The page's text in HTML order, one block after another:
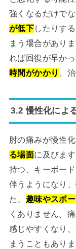
強くなるだけでな
が低下したりす
まう場合があり
れば回復が早か
時間がかかり
、
3.2 慢性化によ
肘の痛みが慢性
る場面に及びま
持つ、キーボー
伴うようになり、
た、 趣味やスポ
くありません。
感じやすくなり
まうこともあり